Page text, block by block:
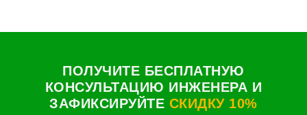
ПОЛУЧИТЕ БЕСПЛАТНУЮ
КОНСУЛЬТАЦИЮ ИНЖЕНЕРА И
ЗАФИКСИРУЙТЕ СКИДКУ 10%